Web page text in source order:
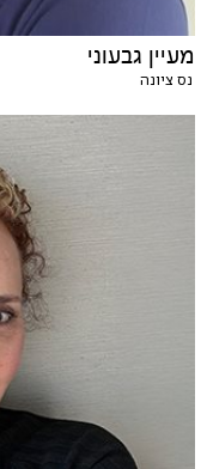
מעיין גבעוני
נס ציונה